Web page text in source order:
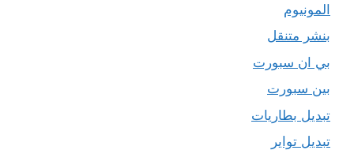
المونيوم
بنشر متنقل
بي ان سبورت
بين سبورت
تبديل بطاريات
تبديل تواير